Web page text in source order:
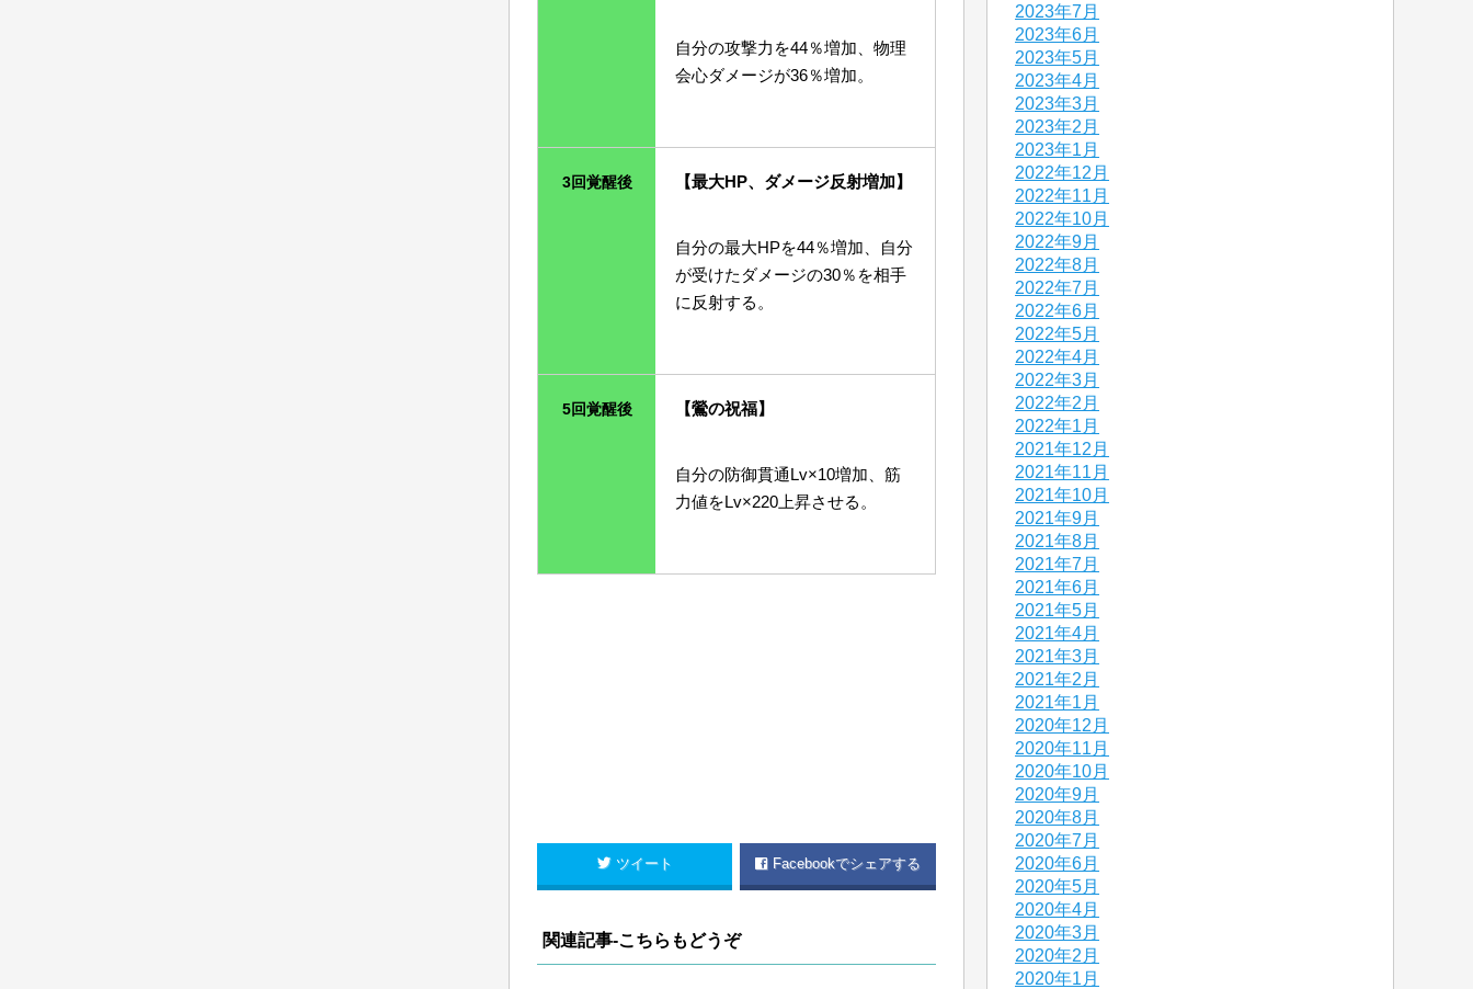
自分の攻撃力を44％増加、物理
会心ダメージが36％増加。
3回覚醒後 【最大HP、ダメージ反射増加】
自分の最大HPを44％増加、自分
が受けたダメージの30％を相手
に反射する。
5回覚醒後 【鶯の祝福】
自分の防御貫通Lv×10増加、筋
力値をLv×220上昇させる。
ツイート Facebookでシェアする
関連記事-こちらもどうぞ
2023年7月
2023年6月
2023年5月
2023年4月
2023年3月
2023年2月
2023年1月
2022年12月
2022年11月
2022年10月
2022年9月
2022年8月
2022年7月
2022年6月
2022年5月
2022年4月
2022年3月
2022年2月
2022年1月
2021年12月
2021年11月
2021年10月
2021年9月
2021年8月
2021年7月
2021年6月
2021年5月
2021年4月
2021年3月
2021年2月
2021年1月
2020年12月
2020年11月
2020年10月
2020年9月
2020年8月
2020年7月
2020年6月
2020年5月
2020年4月
2020年3月
2020年2月
2020年1月